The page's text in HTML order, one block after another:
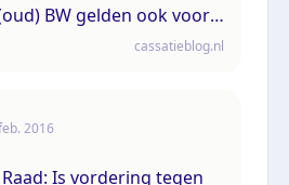
BW gelden ook voor
cassatieblog.nl
2016
Is vordering tegen